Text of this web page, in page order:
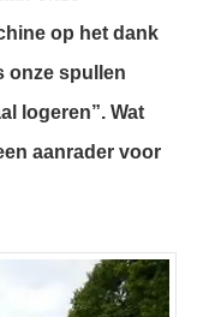
op het dank
onze spullen
logeren”. Wat
aanrader voor